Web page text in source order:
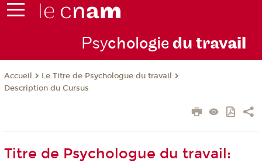
Psychologie du travail
Accueil
Le Titre de Psychologue du travail
Description du Cursus
Titre de Psychologue du travail: